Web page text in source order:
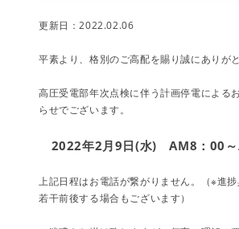
更新日：2022.02.06
平素より、格別のご高配を賜り誠にありが
高圧受電部年次点検に伴う計画停電による
らせでございます。
2022年2月9日(水) AM8：00～
上記日程はお電話が繋がりません。（※進
若干前後する場合もございます）